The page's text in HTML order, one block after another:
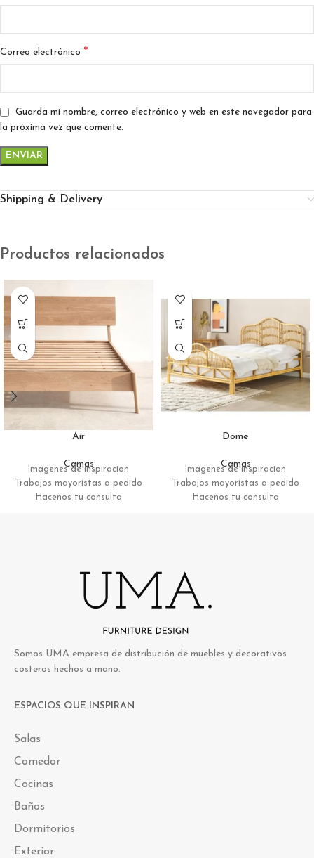
Correo electrónico *
Guarda mi nombre, correo electrónico y web en este navegador para
la próxima vez que comente.
Shipping & Delivery
Productos relacionados
Air
Camas
Imagenes de inspiracion
Trabajos mayoristas a pedido
Hacenos tu consulta
Dome
Camas
Imagenes de inspiracion
Trabajos mayoristas a pedido
Hacenos tu consulta
Somos UMA empresa de distribución de muebles y decorativos
costeros hechos a mano.
ESPACIOS QUE INSPIRAN
Salas
Comedor
Cocinas
Baños
Dormitorios
Exterior